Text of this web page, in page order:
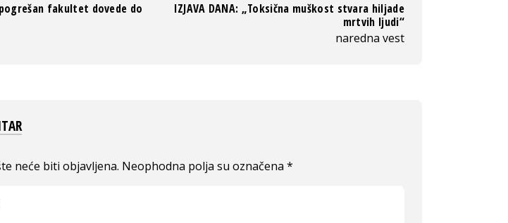
pogrešan fakultet dovede do
IZJAVA DANA: „Toksična muškost stvara hiljade
mrtvih ljudi“
naredna vest
neće biti objavljena. Neophodna polja su označena *